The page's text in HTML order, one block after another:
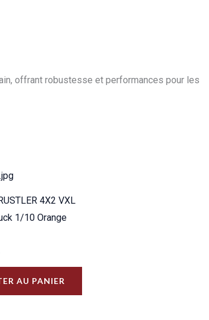
offrant robustesse et performances pour les
4X2 VXL
1/10 Orange
AU PANIER